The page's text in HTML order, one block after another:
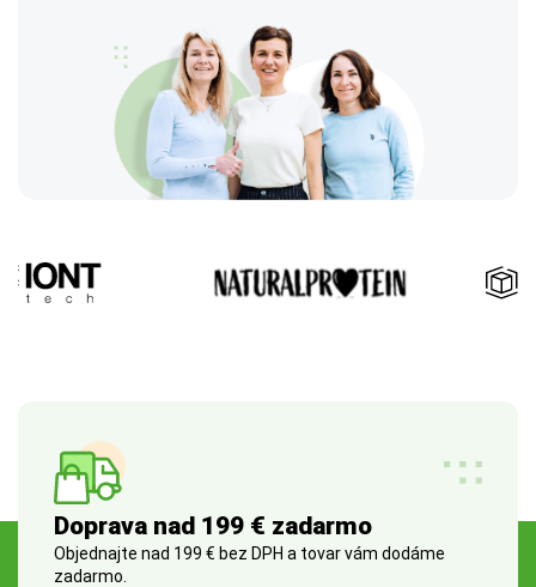
Doprava nad 199 € zadarmo
Objednajte nad 199 € bez DPH a tovar vám dodáme
zadarmo.